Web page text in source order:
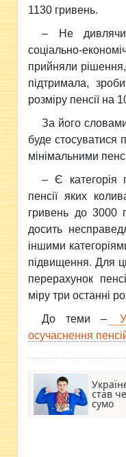
1130 гривень.
– Не
соціально-
прийняли
підтримала,
розміру пенсії на
За його
буде стосуватися
мінімальними
– Є категорія
пенсії яких
гривень до 3000
досить
іншими
підвищення. Для
перерахунок
міру три останні
До теми –
осучаснення
став
сумо